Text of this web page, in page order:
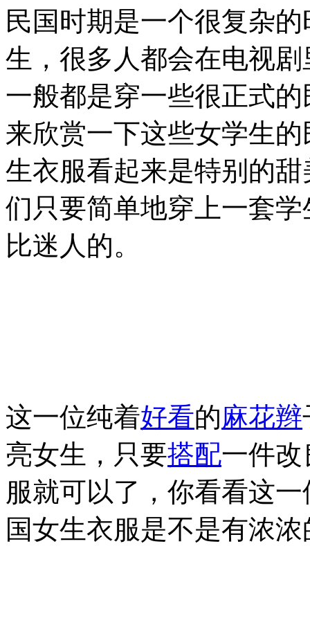
民国时期是一个很复杂
生，很多人都会在电视
一般都是穿一些很正式的
来欣赏一下这些女学生
生衣服看起来是特别的
们只要简单地穿上一套
比迷人的。
这一位纯着好看的麻花辫
亮女生，只要搭配一件
服就可以了，你看看这
国女生衣服是不是有浓